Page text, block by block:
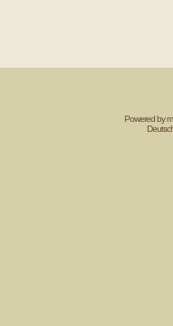
Powered by